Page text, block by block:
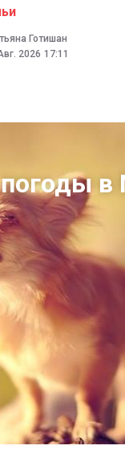
Готишан
2026 17:11
погоды